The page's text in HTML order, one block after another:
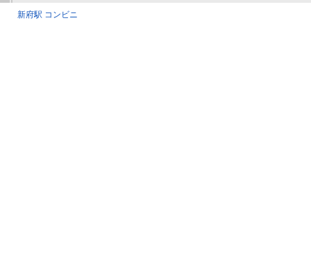
新府駅 コンビニ